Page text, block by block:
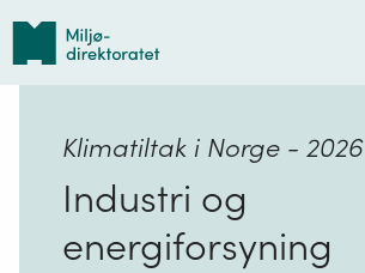
Tilbake
forsiden
Klimatiltak i Norge - 2026
Industri og
energiforsyning